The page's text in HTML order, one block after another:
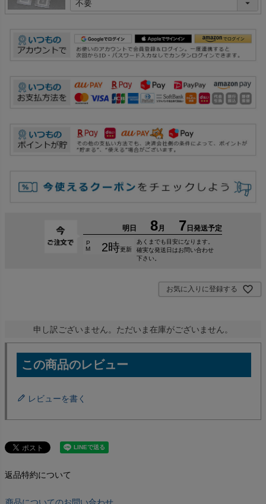
お気に入りに登録する
申し訳ございません。ただいま在庫がございません。
レビューを書く
返品特約について